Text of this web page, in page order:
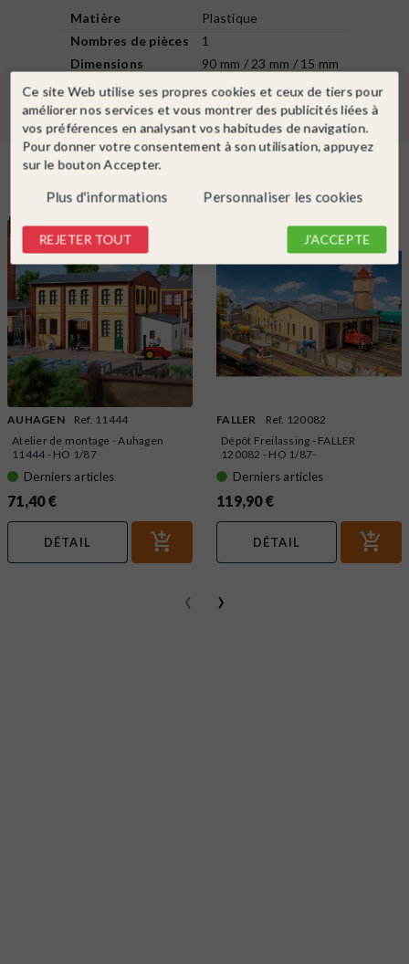
Matière
Plastique
Nombres de pièces
1
Dimensions
90 mm / 23 mm / 15 mm
Dans la même catégorie
NOUVEAU
AUHAGEN
Ref. 11444
Atelier de montage - Auhagen
11444 - HO 1/87
Derniers articles
71,40 €
DÉTAIL
FALLER
Ref. 120082
Dépôt Freilassing - FALLER
120082 - HO 1/87-
Derniers articles
119,90 €
DÉTAIL
‹ ›
Ce site Web utilise ses propres cookies et ceux de tiers pour
améliorer nos services et vous montrer des publicités liées à
vos préférences en analysant vos habitudes de navigation.
Pour donner votre consentement à son utilisation, appuyez
sur le bouton Accepter.
Plus d'informations Personnaliser les cookies
REJETER TOUT J'ACCEPTE